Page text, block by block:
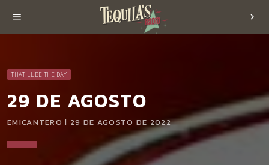
menu chevron_right
THAT'LL BE THE DAY
29 DE AGOSTO
EMICANTERO | 29 DE AGOSTO DE 2022